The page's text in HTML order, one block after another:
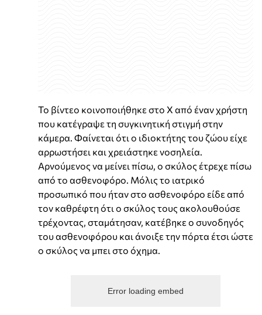
Το βίντεο κοινοποιήθηκε στο X από έναν χρήστη
που κατέγραψε τη συγκινητική στιγμή στην
κάμερα. Φαίνεται ότι ο ιδιοκτήτης του ζώου είχε
αρρωστήσει και χρειάστηκε νοσηλεία.
Αρνούμενος να μείνει πίσω, ο σκύλος έτρεχε πίσω
από το ασθενοφόρο. Μόλις το ιατρικό
προσωπικό που ήταν στο ασθενοφόρο είδε από
τον καθρέφτη ότι ο σκύλος τους ακολουθούσε
τρέχοντας, σταμάτησαν, κατέβηκε ο συνοδηγός
του ασθενοφόρου και άνοιξε την πόρτα έτσι ώστε
ο σκύλος να μπει στο όχημα.
Error loading embed